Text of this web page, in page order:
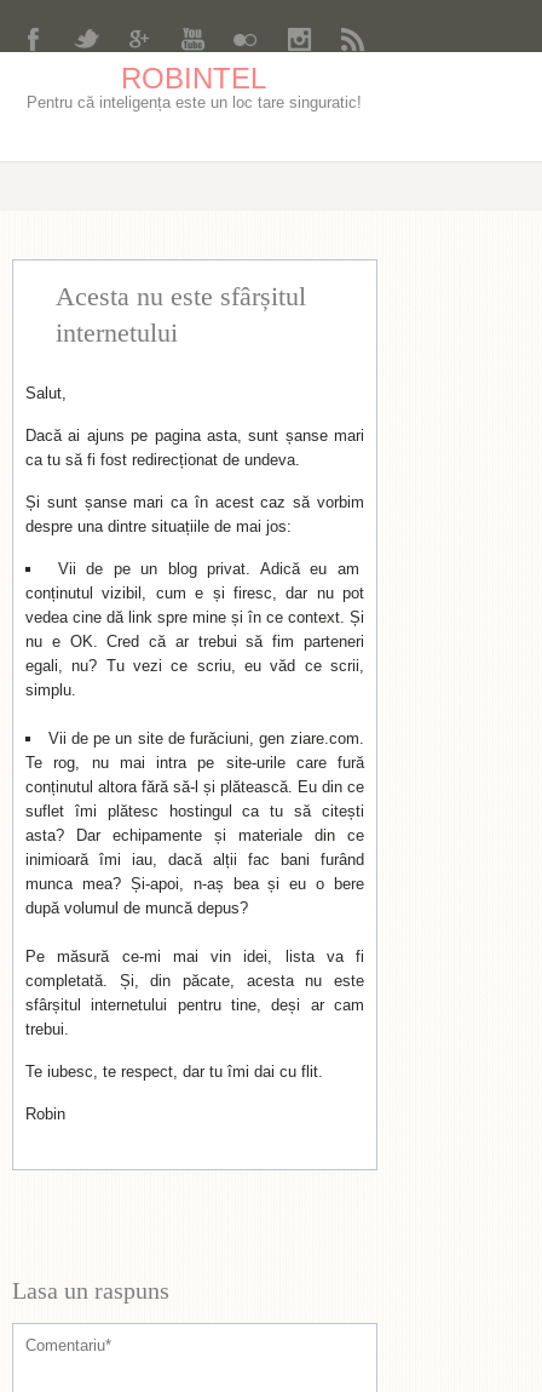
ROBINTEL
Pentru că inteligența este un loc tare singuratic!
Acesta nu este sfârșitul
internetului
Salut,
Dacă ai ajuns pe pagina asta, sunt șanse mari
ca tu să fi fost redirecționat de undeva.
Și sunt șanse mari ca în acest caz să vorbim
despre una dintre situațiile de mai jos:
Vii de pe un blog privat. Adică eu am
conținutul vizibil, cum e și firesc, dar nu pot
vedea cine dă link spre mine și în ce context. Și
nu e OK. Cred că ar trebui să fim parteneri
egali, nu? Tu vezi ce scriu, eu văd ce scrii,
simplu.
Vii de pe un site de furăciuni, gen ziare.com.
Te rog, nu mai intra pe site-urile care fură
conținutul altora fără să-l și plătească. Eu din ce
suflet îmi plătesc hostingul ca tu să citești
asta? Dar echipamente și materiale din ce
inimioară îmi iau, dacă alții fac bani furând
munca mea? Și-apoi, n-aș bea și eu o bere
după volumul de muncă depus?
Pe măsură ce-mi mai vin idei, lista va fi
completată. Și, din păcate, acesta nu este
sfârșitul internetului pentru tine, deși ar cam
trebui.
Te iubesc, te respect, dar tu îmi dai cu flit.
Robin
Lasa un raspuns